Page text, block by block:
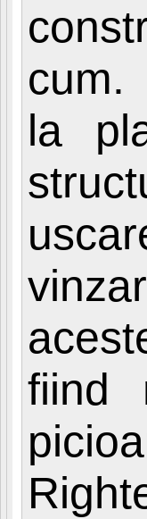
cum.
la
fiind